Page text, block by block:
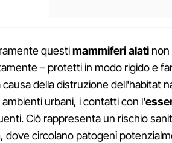
questimammiferi alati non
– protetti in modo rigido e
causa della distruzione dell'habitat
ambienti urbani, i contatti con l'
Ciò rappresenta un rischio
, dove circolano patogeni